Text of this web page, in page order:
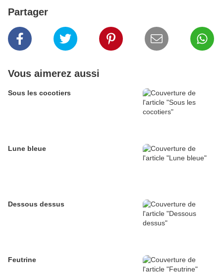
Partager
Vous aimerez aussi
Sous les cocotiers
Lune bleue
Dessous dessus
Feutrine